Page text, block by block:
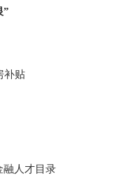
”
补贴
融人才目录